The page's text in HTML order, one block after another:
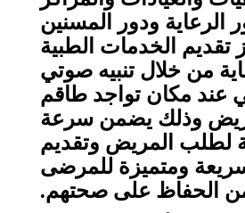
الرعاية ودور المسنين
تقديم الخدمات الطبية
من خلال تنبيه صوتي
عند مكان تواجد طاقم
وذلك يضمن سرعة
لطلب المريض وتقديم
ومتميزة للمرضى
الحفاظ على صحتهم.